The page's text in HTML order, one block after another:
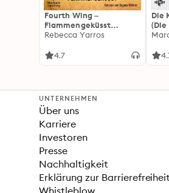
Fourth Wing –
Flammengeküsst
(Flammengeküsst-Reihe
Rebecca Yarros
4.7
Die
(Die
UNTERNEHMEN
Über uns
Karriere
Investoren
Presse
Nachhaltigkeit
Erklärung zur
Whistleblow